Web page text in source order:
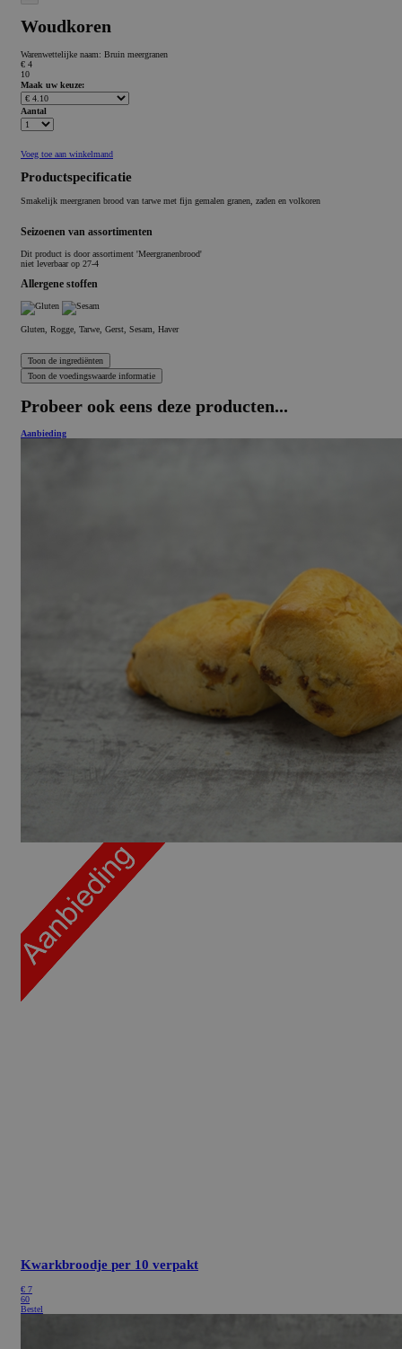
Woudkoren
Warenwettelijke naam: Bruin meergranen
€ 4
10
Maak uw keuze:
Aantal
Voeg toe aan winkelmand
Productspecificatie
Smakelijk meergranen brood van tarwe met fijn gemalen granen, zaden en volkoren
Seizoenen van assortimenten
Dit product is door assortiment 'Meergranenbrood'
niet leverbaar op 27-4
Allergene stoffen
Gluten, Rogge, Tarwe, Gerst, Sesam, Haver
Probeer ook eens deze producten...
Aanbieding
Kwarkbroodje per 10 verpakt
€ 7
60
Bestel